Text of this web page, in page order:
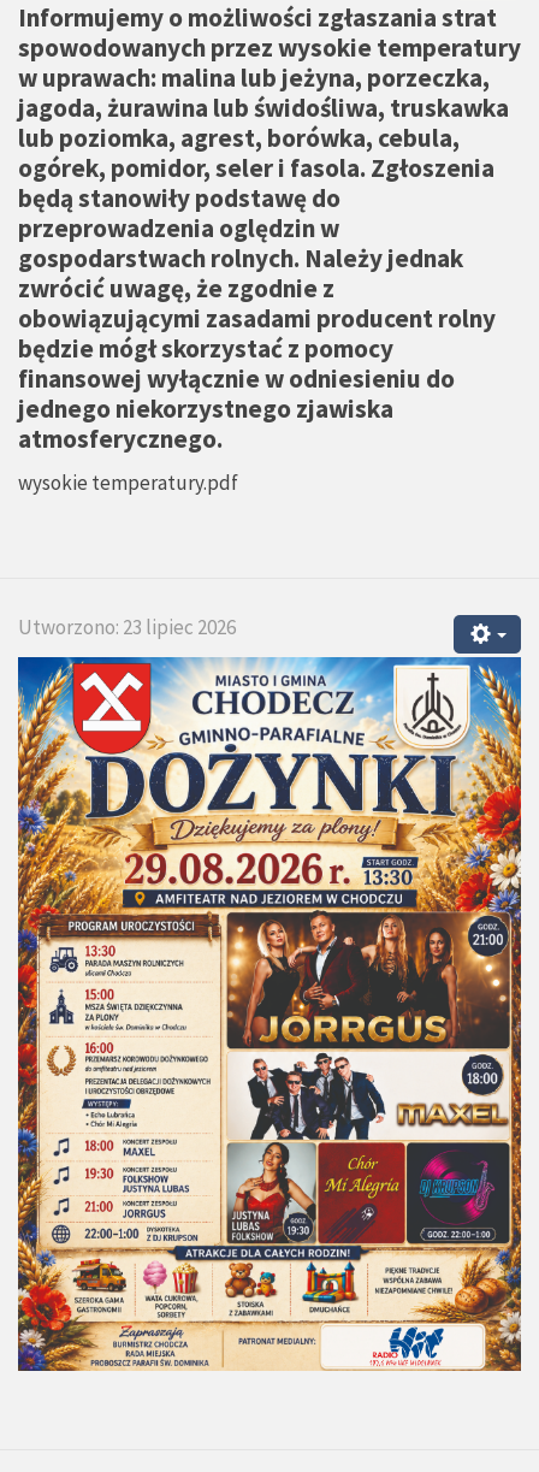
Informujemy o możliwości zgłaszania strat
spowodowanych przez wysokie temperatury
w uprawach: malina lub jeżyna, porzeczka,
jagoda, żurawina lub świdośliwa, truskawka
lub poziomka, agrest, borówka, cebula,
ogórek, pomidor, seler i fasola. Zgłoszenia
będą stanowiły podstawę do
przeprowadzenia oględzin w
gospodarstwach rolnych. Należy jednak
zwrócić uwagę, że zgodnie z
obowiązującymi zasadami producent rolny
będzie mógł skorzystać z pomocy
finansowej wyłącznie w odniesieniu do
jednego niekorzystnego zjawiska
atmosferycznego.
wysokie temperatury.pdf
Utworzono: 23 lipiec 2026